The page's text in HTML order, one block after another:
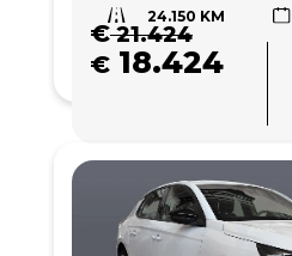
24.150 KM
€21.424
€ 18.424